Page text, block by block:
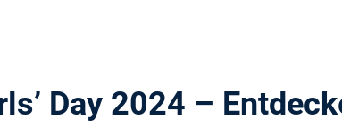
Day 2024 –